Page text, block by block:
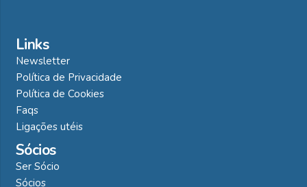
Links
Newsletter
Política de Privacidade
Política de Cookies
Faqs
Ligações utéis
Sócios
Ser Sócio
Sócios